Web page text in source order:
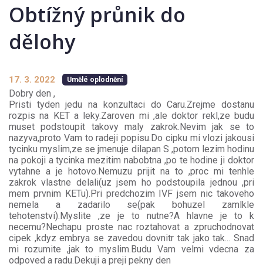
Obtížný průnik do
dělohy
17. 3. 2022 Umělé oplodnění
Dobry den ,
Pristi tyden jedu na konzultaci do Caru.Zrejme dostanu
rozpis na KET a leky.Zaroven mi ,ale doktor rekl,ze budu
muset podstoupit takovy maly zakrok.Nevim jak se to
nazyva,proto Vam to radeji popisu.Do cipku mi vlozi jakousi
tycinku myslim,ze se jmenuje dilapan S ,potom lezim hodinu
na pokoji a tycinka mezitim nabobtna ,po te hodine ji doktor
vytahne a je hotovo.Nemuzu prijit na to ,proc mi tenhle
zakrok vlastne delali(uz jsem ho podstoupila jednou ,pri
mem prvnim KETu).Pri predchozim IVF jsem nic takoveho
nemela a zadarilo se(pak bohuzel zamlkle
tehotenstvi).Myslite ,ze je to nutne?A hlavne je to k
necemu?Nechapu proste nac roztahovat a zpruchodnovat
cipek ,kdyz embrya se zavedou dovnitr tak jako tak... Snad
mi rozumite ,jak to myslim.Budu Vam velmi vdecna za
odpoved a radu.Dekuji a preji pekny den